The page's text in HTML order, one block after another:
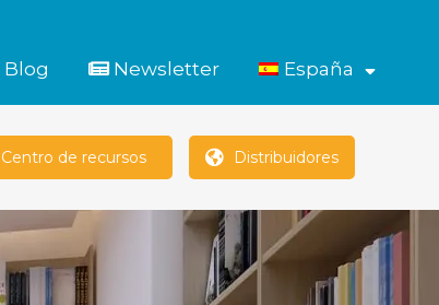
Blog Newsletter España
Centro de recursos Distribuidores